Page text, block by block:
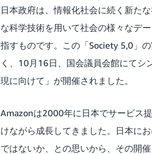
日本政府は、情報化社会に続く新た
な科学技術を用いて社会の様々なデ
指すものです。この「Society 5,0」
く、10月16日、国会議員会館にてシ
現に向けて」が開催されました。
Amazonは2000年に日本でサービス
けながら成長してきました。日本に
ではないか、との思いから、その開催